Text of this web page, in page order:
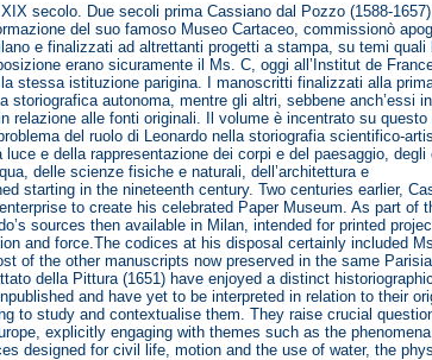
secolo. Due secoli prima Cassiano dal Pozzo (1588-
del suo famoso Museo Cartaceo, commissionò
e finalizzati ad altrettanti progetti a stampa, su temi quali
erano sicuramente il Ms. C, oggi all’Institut de
stessa istituzione parigina. I manoscritti finalizzati alla
autonoma, mentre gli altri, sebbene anch’essi
relazione alle fonti originali. Il volume è incentrato su questo
del ruolo di Leonardo nella storiografia scientifico-
e della rappresentazione dei corpi e del paesaggio, degli
delle scienze fisiche e naturali, dell’architettura e
starting in the nineteenth century. Two centuries earlier,
to create his celebrated Paper Museum. As part of
sources then available in Milan, intended for printed
and force.The codices at his disposal certainly included
of the other manuscripts now preserved in the same
della Pittura (1651) have enjoyed a distinct
and have yet to be interpreted in relation to their
to study and contextualise them. They raise crucial
explicitly engaging with themes such as the
designed for civil life, motion and the use of water, the